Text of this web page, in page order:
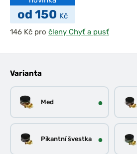
od 150 Kč
pro členy Chyť a pusť
Varianta
Med ●
Pikantní švestka ●